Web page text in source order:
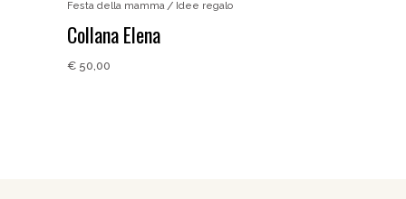
Festa della mamma Idee regalo
Collana Elena
€ 50,00